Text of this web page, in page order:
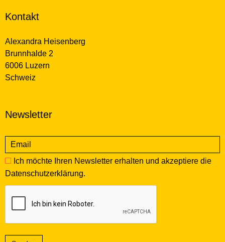
Kontakt
Alexandra Heisenberg
Brunnhalde 2
6006 Luzern
Schweiz
Newsletter
Ich möchte Ihren Newsletter erhalten und akzeptiere die
Datenschutzerklärung.